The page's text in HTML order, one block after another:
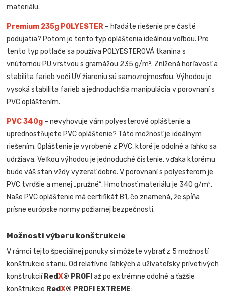
materiálu.
Premium 235g POLYESTER – hľadáte riešenie pre časté
podujatia? Potom je tento typ opláštenia ideálnou voľbou. Pre
tento typ potlače sa používa POLYESTEROVÁ tkanina s
vnútornou PU vrstvou s gramážou 235 g/m². Znížená horľavosť a
stabilita farieb voči UV žiareniu sú samozrejmosťou. Výhodou je
vysoká stabilita farieb a jednoduchšia manipulácia v porovnaní s
PVC opláštením.
PVC 340g – nevyhovuje vám polyesterové opláštenie a
uprednostňujete PVC opláštenie? Táto možnosť je ideálnym
riešením. Opláštenie je vyrobené z PVC, ktoré je odolné a ľahko sa
udržiava. Veľkou výhodou je jednoduché čistenie, vďaka ktorému
bude váš stan vždy vyzerať dobre. V porovnaní s polyesterom je
PVC tvrdšie a menej „pružné“. Hmotnosť materiálu je 340 g/m².
Naše PVC opláštenie má certifikát B1, čo znamená, že spĺňa
prísne európske normy požiarnej bezpečnosti.
Možnosti výberu konštrukcie
V rámci tejto špeciálnej ponuky si môžete vybrať z 5 možností
konštrukcie stanu. Od relatívne ľahkých a užívateľsky prívetivých
konštrukcií RedX® PROFI až po extrémne odolné a ťažšie
konštrukcie RedX® PROFI EXTREME: